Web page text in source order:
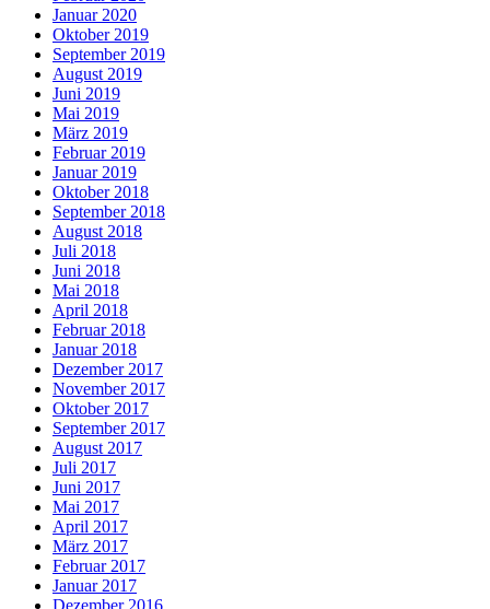
Januar 2020
Oktober 2019
September 2019
August 2019
Juni 2019
Mai 2019
März 2019
Februar 2019
Januar 2019
Oktober 2018
September 2018
August 2018
Juli 2018
Juni 2018
Mai 2018
April 2018
Februar 2018
Januar 2018
Dezember 2017
November 2017
Oktober 2017
September 2017
August 2017
Juli 2017
Juni 2017
Mai 2017
April 2017
März 2017
Februar 2017
Januar 2017
Dezember 2016